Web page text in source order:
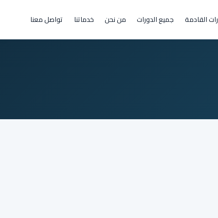
القادمة جميع الدورات من نحن خدماتنا تواصل معنا